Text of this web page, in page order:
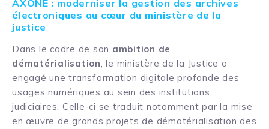
AXONE : moderniser la gestion des archives
électroniques au cœur du ministère de la
justice
Dans le cadre de son ambition de
dématérialisation, le ministère de la Justice a
engagé une transformation digitale profonde des
usages numériques au sein des institutions
judiciaires. Celle-ci se traduit notamment par la mise
en œuvre de grands projets de dématérialisation des